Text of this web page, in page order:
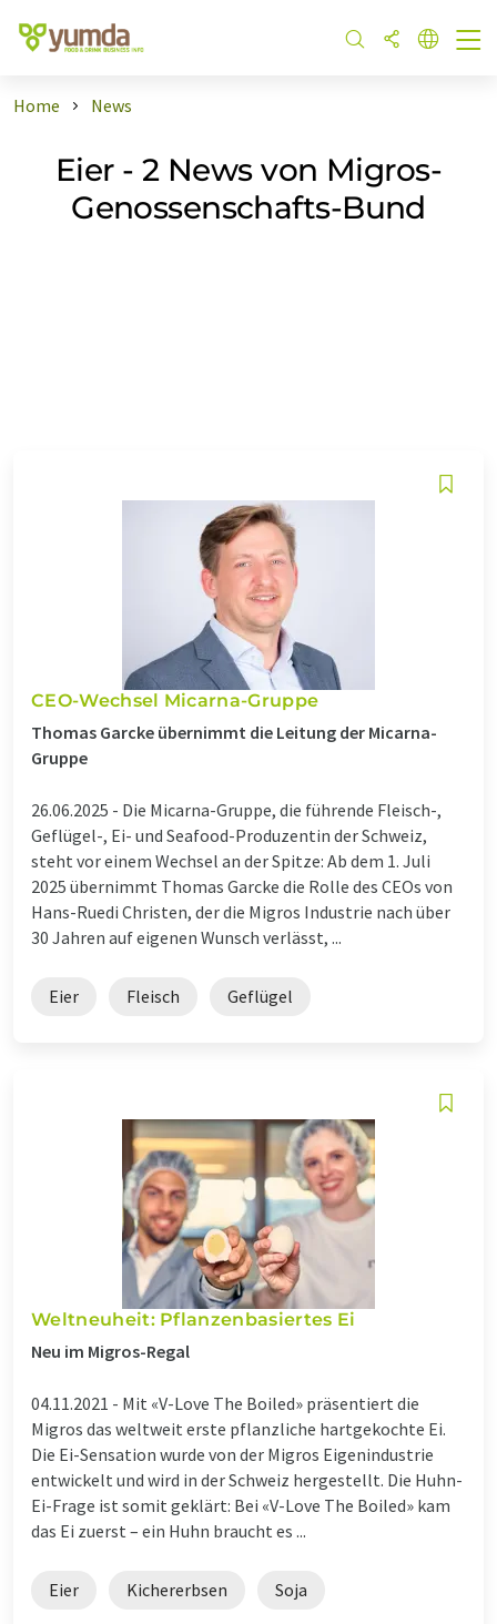
Home News
Eier - 2 News von Migros-
Genossenschafts-Bund
CEO-Wechsel Micarna-Gruppe
Thomas Garcke übernimmt die Leitung der Micarna-
Gruppe
26.06.2025 - Die Micarna-Gruppe, die führende Fleisch-,
Geflügel-, Ei- und Seafood-Produzentin der Schweiz,
steht vor einem Wechsel an der Spitze: Ab dem 1. Juli
2025 übernimmt Thomas Garcke die Rolle des CEOs von
Hans-Ruedi Christen, der die Migros Industrie nach über
30 Jahren auf eigenen Wunsch verlässt, ...
Eier Fleisch Geflügel
Weltneuheit: Pflanzenbasiertes Ei
Neu im Migros-Regal
04.11.2021 - Mit «V-Love The Boiled» präsentiert die
Migros das weltweit erste pflanzliche hartgekochte Ei.
Die Ei-Sensation wurde von der Migros Eigenindustrie
entwickelt und wird in der Schweiz hergestellt. Die Huhn-
Ei-Frage ist somit geklärt: Bei «V-Love The Boiled» kam
das Ei zuerst – ein Huhn braucht es ...
Eier Kichererbsen Soja